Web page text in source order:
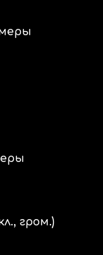
гром.)